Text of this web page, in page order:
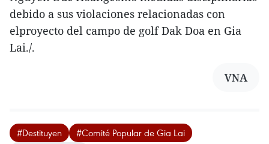
debido a sus violaciones relacionadas con
elproyecto del campo de golf Dak Doa en Gia
Lai./.
VNA
#Destituyen
#Comité Popular de Gia Lai